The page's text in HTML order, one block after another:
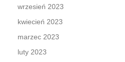
wrzesień 2023
kwiecień 2023
marzec 2023
luty 2023